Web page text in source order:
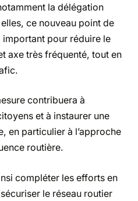
la délégation
ce nouveau point de
pour réduire le
axe très fréquenté, tout en
contribuera à
et à instaurer une
en particulier à l’approche
routière.
compléter les efforts en
le réseau routier